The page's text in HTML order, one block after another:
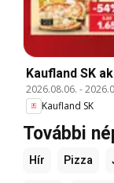
Kaufland SK
2026.08.06. -
Kaufland SK
További
Hír Pizza